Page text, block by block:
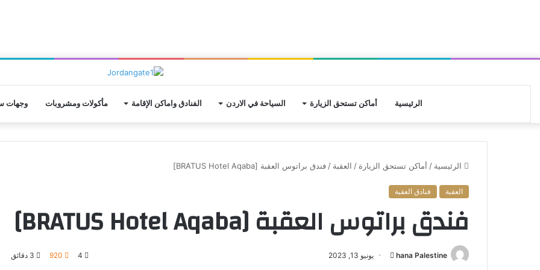
الرئيسية أماكن تستحق الزيارة السياحة في الاردن الفنادق واماكن الإقامة مأكولات ومشروبات وجهات
الرئيسية / أماكن تستحق الزيارة / العقبة / فندق براتوس العقبة [BRATUS Hotel Aqaba]
العقبة فنادق العقبة
فندق براتوس العقبة [BRATUS Hotel Aqaba]
hana Palestine يونيو 13, 2023 4
920